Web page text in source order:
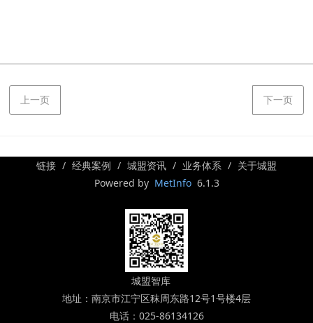
上一页 下一页
链接 经典案例 城盟资讯 业务体系
关于城盟
Powered by MetInfo6.1.3
城盟智库
地址：南京市江宁区秣周东路12号1号楼4层
电话：025-86134126